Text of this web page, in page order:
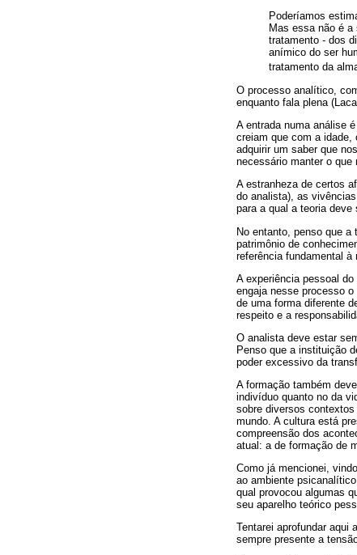
Poderíamos
Mas essa não é
tratamento - dos
anímico do ser
tratamento da
O processo analítico,
enquanto fala plena
A entrada numa análise
creiam que com a idade,
adquirir um saber que
necessário manter o que
A estranheza de certos
do analista), as
para a qual a teoria deve
No entanto, penso que
patrimônio de
referência fundamental à
A experiência pessoal
engaja nesse processo
de uma forma diferente
respeito e a
O analista deve estar
Penso que a instituição
poder excessivo da
A formação também
indivíduo quanto no da
sobre diversos
mundo. A cultura está
compreensão dos
atual: a de formação de
Como já mencionei,
ao ambiente
qual provocou algumas
seu aparelho teórico
Tentarei aprofundar aqui
sempre presente a